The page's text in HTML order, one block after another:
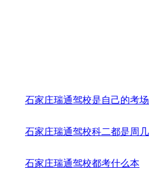
石家庄瑞通驾校是自己的考
石家庄瑞通驾校科二都是周
石家庄瑞通驾校都考什么本